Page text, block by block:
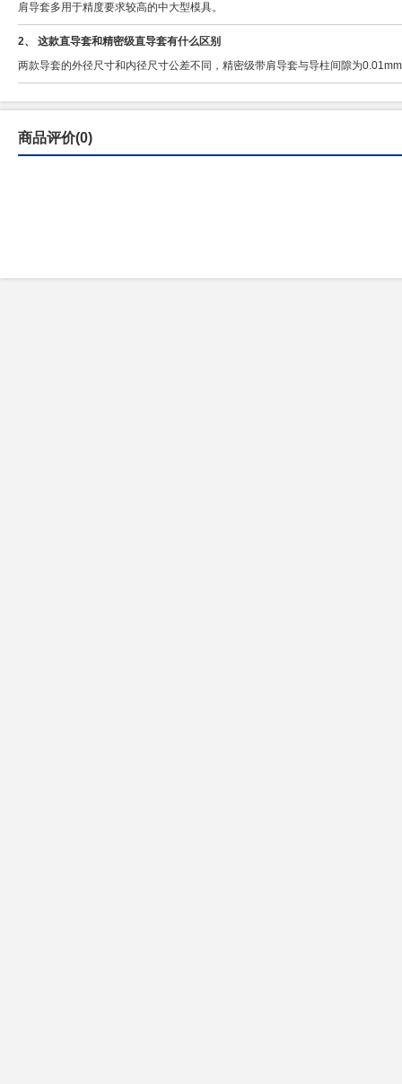
肩导套多用于精度要求较高的中大型模具。
2、 这款直导套和精密级直导套有什么区别
两款导套的外径尺寸和内径尺寸公差不同，精密级带肩导套与导柱间隙为
商品评价(0)